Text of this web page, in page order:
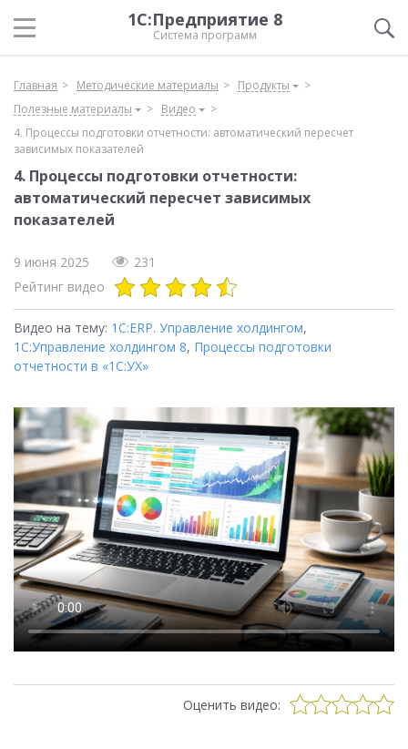
1С:Предприятие 8
Система программ
Главная Методические материалы
Продукты
Полезные материалы
Видео
4. Процессы подготовки отчетности: автоматический пересчет
зависимых показателей
4. Процессы подготовки отчетности:
автоматический пересчет зависимых
показателей
9 июня 2025
231
Рейтинг видео
Видео на тему: 1С:ERP. Управление холдингом,
1С:Управление холдингом 8, Процессы подготовки
отчетности в «1С:УХ»
Оценить видео: